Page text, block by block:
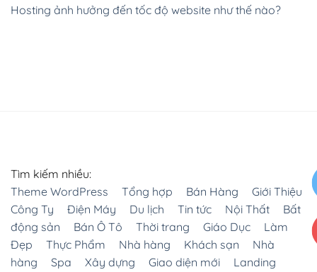
Hosting ảnh hưởng đến tốc độ website như thế nào?
Tìm kiếm nhiều:
Theme WordPress
Tổng hợp Bán Hàng
Giới Thiệu
Công Ty
Điện Máy Du lịch Tin tức Nội Thất
Bất
động sản
Bán Ô Tô Thời trang Giáo Dục
Làm
Đẹp
Thực Phẩm Nhà hàng Khách sạn
Nhà
hàng
Spa Xây dựng Giao diện mới
Landing